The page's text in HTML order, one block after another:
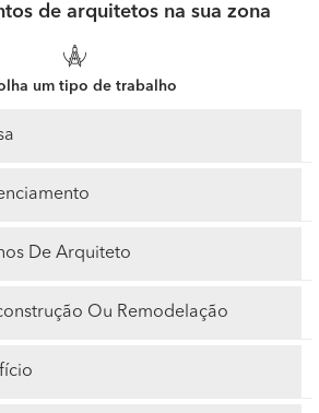
de arquitetos na sua zona
um tipo de trabalho
De Arquiteto
Ou Remodelação